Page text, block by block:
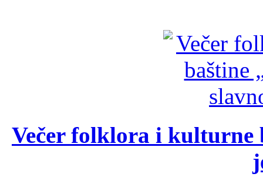
Večer folklora i kulturne